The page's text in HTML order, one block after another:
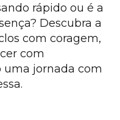
rápido ou é a
Descubra a
com coragem,
com
jornada com